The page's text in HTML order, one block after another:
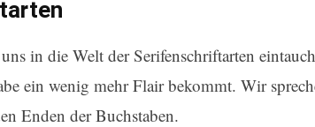
in die Welt der Serifenschriftarten
ein wenig mehr Flair bekommt. Wir
Enden der Buchstaben.